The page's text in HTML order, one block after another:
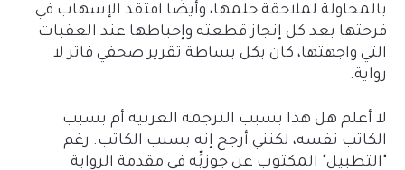
بالمحاولة لملاحقة حلمها، وأيضًا افتقد الإسهاب في
فرحتها بعد كل إنجاز قطعته وإحباطها عند العقبات
التي واجهتها، كان بكل بساطة تقرير صحفي فاتر لا
رواية.
لا أعلم هل هذا بسبب الترجمة العربية أم بسبب
الكاتب نفسه، لكنني أرجح إنه بسبب الكاتب. رغم
"التطبيل" المكتوب عن جوزِبِّه في مقدمة الرواية